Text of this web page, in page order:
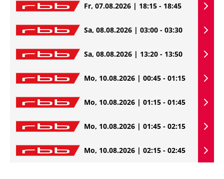
Fr, 07.08.2026 | 18:15 - 18:45
Sa, 08.08.2026 | 03:00 - 03:30
Sa, 08.08.2026 | 13:20 - 13:50
Mo, 10.08.2026 | 00:45 - 01:15
Mo, 10.08.2026 | 01:15 - 01:45
Mo, 10.08.2026 | 01:45 - 02:15
Mo, 10.08.2026 | 02:15 - 02:45